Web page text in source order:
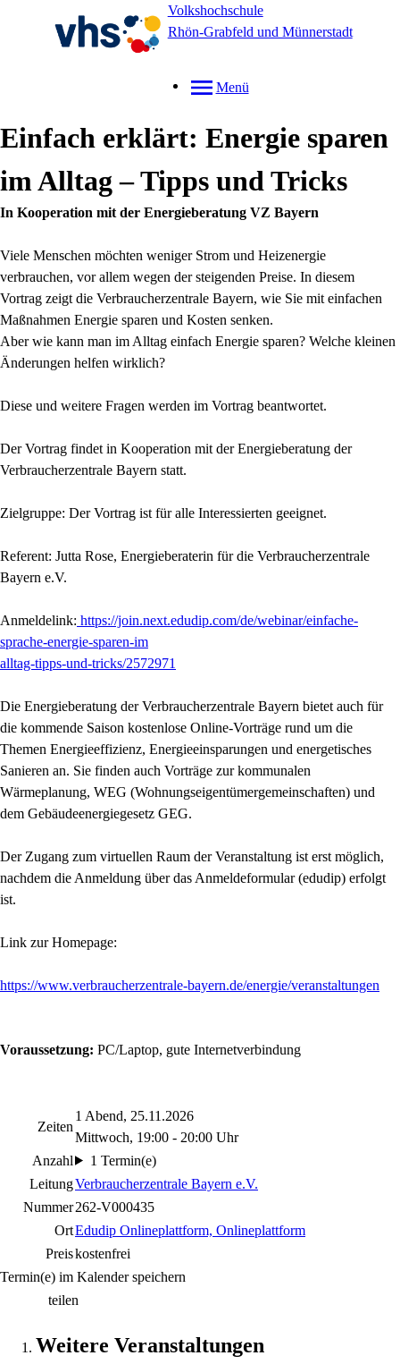
Volkshochschule
Rhön-Grabfeld und Münnerstadt
Menü
Einfach erklärt: Energie sparen
im Alltag – Tipps und Tricks
In Kooperation mit der Energieberatung VZ Bayern
Viele Menschen möchten weniger Strom und Heizenergie
verbrauchen, vor allem wegen der steigenden Preise. In diesem
Vortrag zeigt die Verbraucherzentrale Bayern, wie Sie mit einfachen
Maßnahmen Energie sparen und Kosten senken.
Aber wie kann man im Alltag einfach Energie sparen? Welche kleinen
Änderungen helfen wirklich?
Diese und weitere Fragen werden im Vortrag beantwortet.
Der Vortrag findet in Kooperation mit der Energieberatung der
Verbraucherzentrale Bayern statt.
Zielgruppe: Der Vortrag ist für alle Interessierten geeignet.
Referent: Jutta Rose, Energieberaterin für die Verbraucherzentrale
Bayern e.V.
Anmeldelink: https://join.next.edudip.com/de/webinar/einfache-
sprache-energie-sparen-im
alltag-tipps-und-tricks/2572971
Die Energieberatung der Verbraucherzentrale Bayern bietet auch für
die kommende Saison kostenlose Online-Vorträge rund um die
Themen Energieeffizienz, Energieeinsparungen und energetisches
Sanieren an. Sie finden auch Vorträge zur kommunalen
Wärmeplanung, WEG (Wohnungseigentümergemeinschaften) und
dem Gebäudeenergiegesetz GEG.
Der Zugang zum virtuellen Raum der Veranstaltung ist erst möglich,
nachdem die Anmeldung über das Anmeldeformular (edudip) erfolgt
ist.
Link zur Homepage:
https://www.verbraucherzentrale-bayern.de/energie/veranstaltungen
Voraussetzung: PC/Laptop, gute Internetverbindung
Zeiten
1 Abend, 25.11.2026
Mittwoch, 19:00 - 20:00 Uhr
Anzahl
1 Termin(e)
LeitungVerbraucherzentrale Bayern e.V.
Nummer262-V000435
OrtEdudip Onlineplattform, Onlineplattform
Preiskostenfrei
Termin(e) im Kalender speichern
teilen
Weitere Veranstaltungen